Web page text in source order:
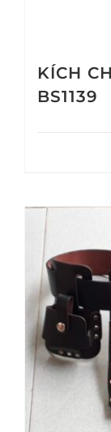
KÍCH
BS1139